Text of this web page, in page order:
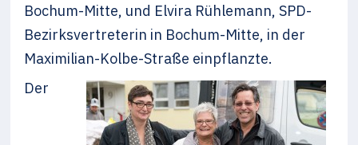
Bochum-Mitte, und Elvira Rühlemann, SPD-
Bezirksvertreterin in Bochum-Mitte, in der
Maximilian-Kolbe-Straße einpflanzte.
Der